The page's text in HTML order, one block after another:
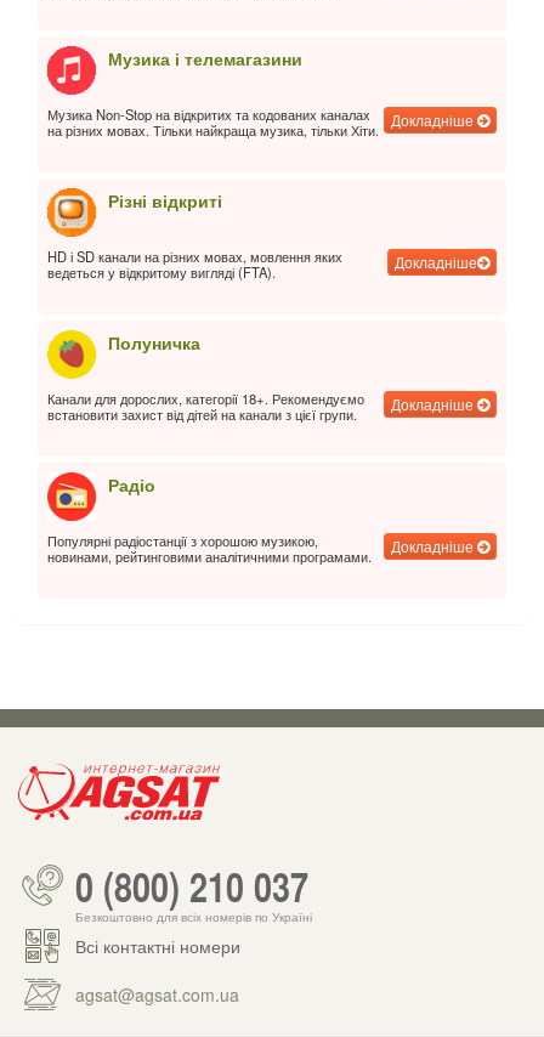
Музика і телемагазини
Докладніше
Музика Non-Stop на відкритих та кодованих каналах
на різних мовах. Тільки найкраща музика, тільки Хіти.
Різні відкриті
Докладніше
HD і SD канали на різних мовах, мовлення яких
ведеться у відкритому вигляді (FTA).
Полуничка
Докладніше
Канали для дорослих, категорії 18+. Рекомендуємо
встановити захист від дітей на канали з цієї групи.
Радіо
Докладніше
Популярні радіостанції з хорошою музикою,
новинами, рейтинговими аналітичними програмами.
0 (800) 210 037
Безкоштовно для всіх номерів по Україні
Всі контактні номери
agsat@agsat.com.ua